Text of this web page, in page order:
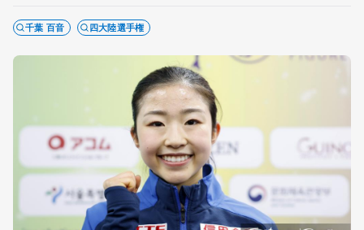
千葉 百音 四大陸選手権